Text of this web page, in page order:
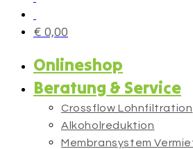
€ 0,00
Onlineshop
Beratung & Service
Crossflow Lohnfiltration
Alkoholreduktion
Membransystem